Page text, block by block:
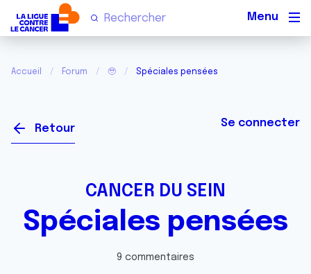
Accueil Forum 🥹 Spéciales pensées
Retour Se connecter
CANCER DU SEIN
Spéciales pensées
9 commentaires